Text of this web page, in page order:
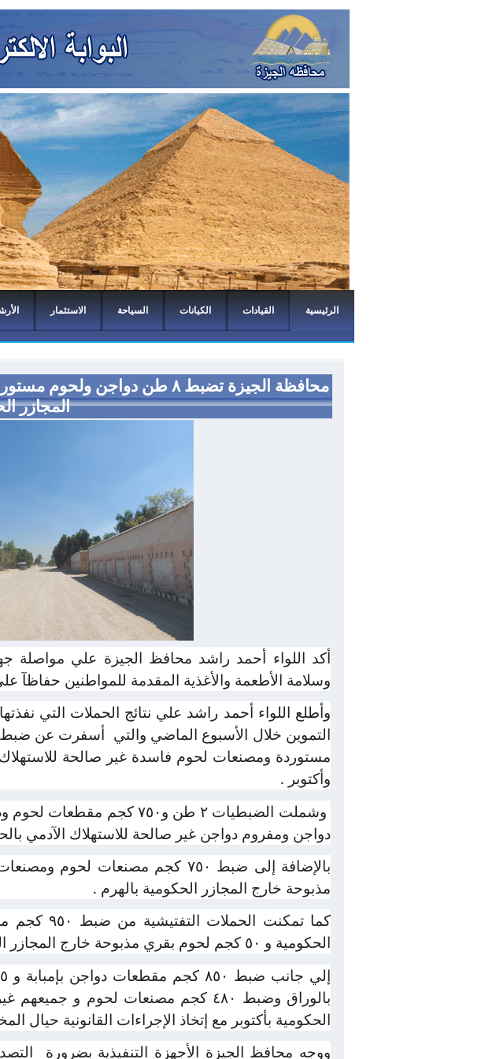
الرئيسية القيادات الكيانات السياحة الاستثمار
محافظة الجيزة تضبط ٨ طن
المجازر
أكد اللواء أحمد راشد محافظ الجيزة علي مواصلة
وسلامة الأطعمة والأغذية المقدمة للمواطنين حفاظآ
وأطلع اللواء أحمد راشد علي نتائج الحملات التي
التموين خلال الأسبوع الماضي والتي
مستوردة ومصنعات لحوم فاسدة غير صالحة للاستهلاك
وأكتوبر .
دواجن ومفروم دواجن غير صالحة للاستهلاك الآدمي
مذبوحة خارج المجازر الحكومية بالهرم .
الحكومية و ٥٠ كجم لحوم بقري مذبوحة خارج المجازر الحكومية بالدقي .
إلي جانب ضبط ٨٥٠ كجم مقطعات دواجن بإمبابة و ٥٧٥ كجم دوبريهات
الحكومية بأكتوبر مع إتخاذ الإجراءات القانونية حيال المخالفين
ووجه محافظ الجيزة الأجهزة التنفيذية بضرورة